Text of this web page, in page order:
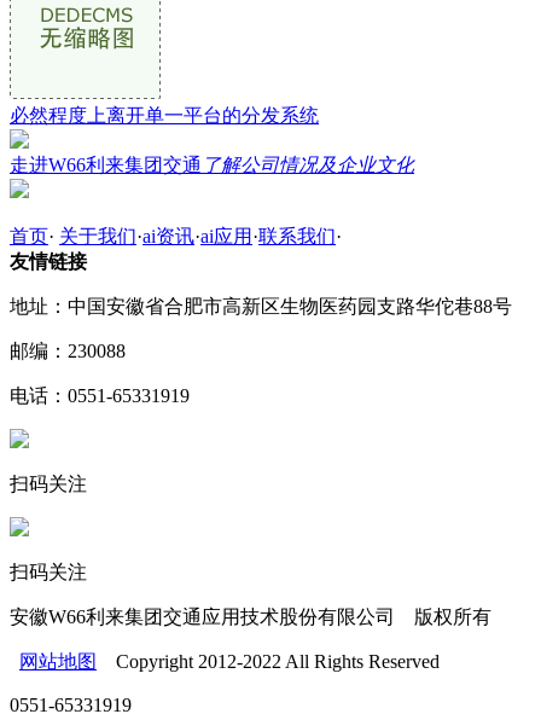
必然程度上离开单一平台的分发系统
走进W66利来集团交通 了解公司情况及企业文化
首页· 关于我们·ai资讯·ai应用 ·联系我们·
友情链接
地址：中国安徽省合肥市高新区生物医药园支路华佗巷88号
邮编：230088
电话：0551-65331919
扫码关注
扫码关注
安徽W66利来集团交通应用技术股份有限公司 版权所有
网站地图 Copyright 2012-2022 All Rights Reserved
0551-65331919